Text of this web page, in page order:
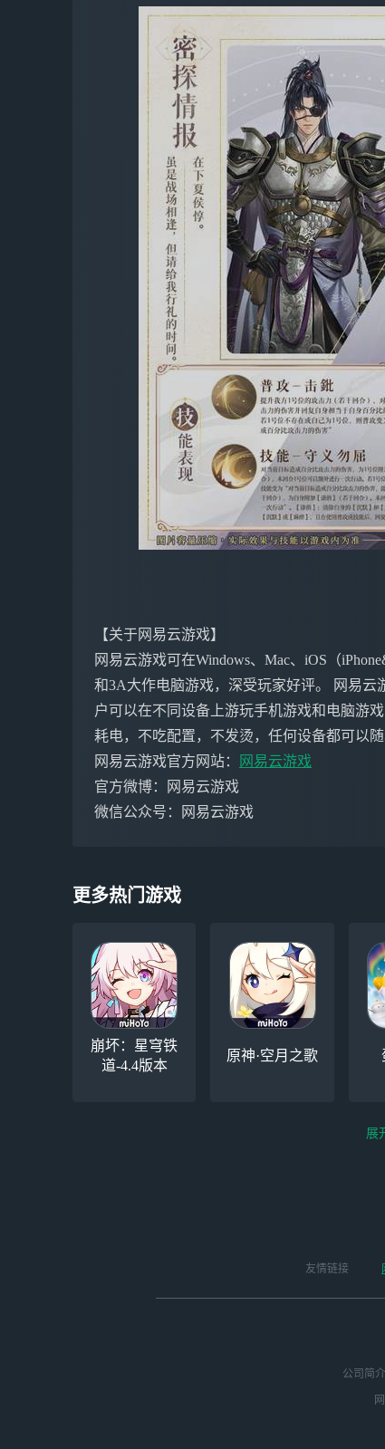
【关于网易云游戏】
网易云游戏可在Windows、Mac、iOS（
和3A大作电脑游戏，深受玩家好评。 网易云
户可以在不同设备上游玩手机游戏和电脑游
耗电，不吃配置，不发烫，任何设备都可以
网易云游戏官方网站：
网易云游戏
官方微博：网易云游戏
微信公众号：网易云游戏
更多热门游戏
崩坏：星穹铁
道-4.4版本
原神·空月之歌
逆
展
友情链接
公司简介